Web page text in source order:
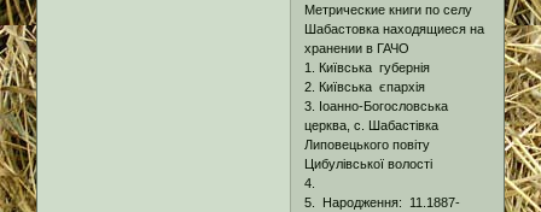
Метрические книги по селу
Шабастовка находящиеся на
хранении в ГАЧО
1. Київська губернія
2. Київська єпархія
3. Іоанно-Богословська
церква, с. Шабастівка
Липовецького повіту
Цибулівської волості
4.
5. Народження: 11.1887-